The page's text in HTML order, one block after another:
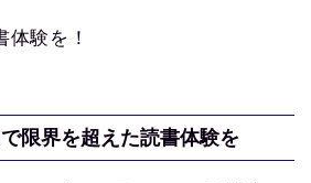
験を！
限界を超えた読書体験を